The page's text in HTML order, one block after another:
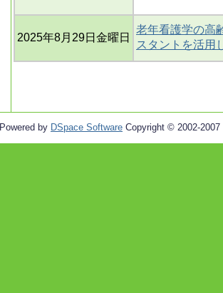
2025年8月29日金曜日
老年看護学の高
スタントを活用
Powered by DSpace Software Copyright © 2002-2007